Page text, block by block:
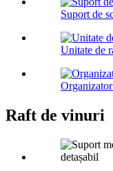
Suport de
Unitate de
Raft de vinuri